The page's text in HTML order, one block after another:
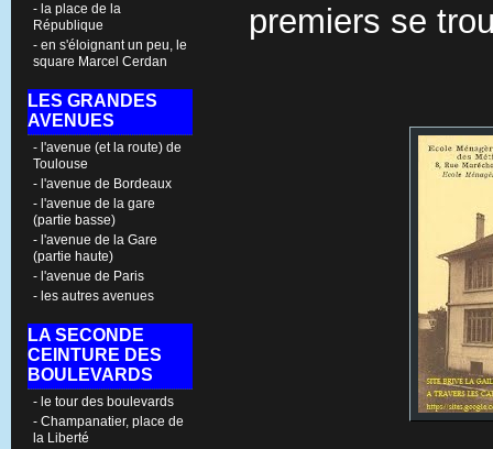
- la place de la
République
- en s'éloignant un peu, le
square Marcel Cerdan
LES GRANDES
AVENUES
- l'avenue (et la route) de
Toulouse
- l'avenue de Bordeaux
- l'avenue de la gare
(partie basse)
- l'avenue de la Gare
(partie haute)
- l'avenue de Paris
- les autres avenues
LA SECONDE
CEINTURE DES
BOULEVARDS
- le tour des boulevards
- Champanatier, place de
la Liberté
premiers se